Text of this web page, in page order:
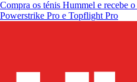
Compra os ténis Hummel e recebe o
Powerstrike Pro e Topflight Pro